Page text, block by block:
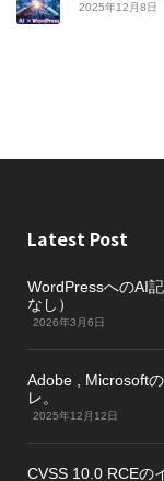
2025年12月8日
Latest Post
WordPressへのAI
なし）
2026年3月6日
Adobe , Microsoft
レ。
2025年12月12日
CVSS 10.0 RCEの